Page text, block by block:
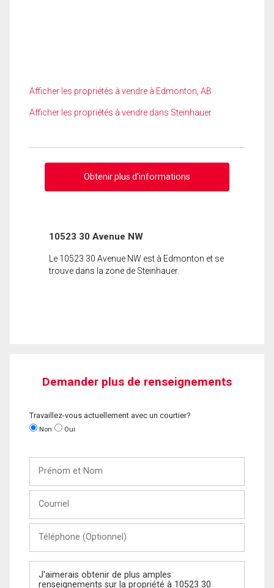
Afficher les propriétés à vendre à Edmonton, AB
Afficher les propriétés à vendre dans Steinhauer
Obtenir plus d'informations
10523 30 Avenue NW
Le 10523 30 Avenue NW est à Edmonton et se
trouve dans la zone de Steinhauer.
Demander plus de renseignements
Travaillez-vous actuellement avec un courtier?
Non Oui
Nom
(Optionnel)
Message